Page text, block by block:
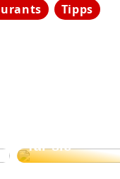
Tipps
für sie